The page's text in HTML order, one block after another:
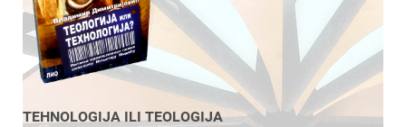
TEHNOLOGIJA ILI TEOLOGIJA